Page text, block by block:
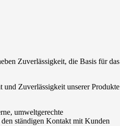
Zuverlässigkeit, die Basis für das
und Zuverlässigkeit unserer Produkte
umweltgerechte
ständigen Kontakt mit Kunden